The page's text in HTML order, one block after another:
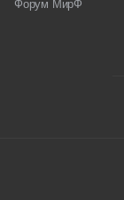
Форум МирФ